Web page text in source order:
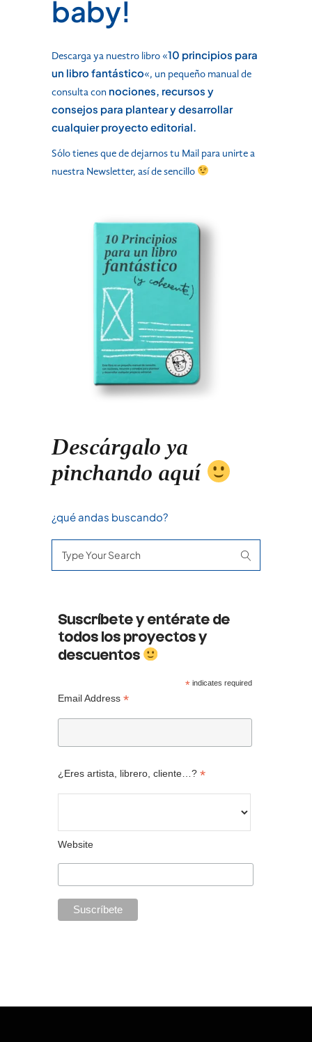
baby!
Descarga ya nuestro libro «10 principios para
un libro fantástico«, un pequeño manual de
consulta con nociones, recursos y
consejos para plantear y desarrollar
cualquier proyecto editorial.
Sólo tienes que de dejarnos tu Mail para unirte a
nuestra Newsletter, así de sencillo
Descárgalo ya
pinchando aquí
¿qué andas buscando?
for:
Suscríbete y entérate de
todos los proyectos y
descuentos
* indicates required
Email Address *
¿Eres artista, librero, cliente…? *
Website